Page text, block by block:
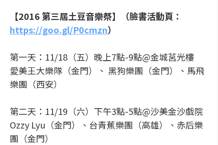
【2016 第三屆土豆音樂祭】（臉書活動頁：
https://goo.gl/P0cmzn）
第一天：11/18（五）晚上7點-9點@金城莒光樓
愛美王大樂隊（金門）、 黑狗樂團（金門）、馬飛
樂團（西安）
第二天：11/19（六）下午3點-5點@沙美金沙戲院
Ozzy Lyu（金門）、台青蕉樂團（高雄）、赤后樂
團（金門）